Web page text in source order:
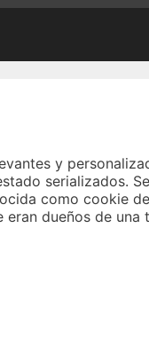
y
serializados.
como cookie
dueños de una